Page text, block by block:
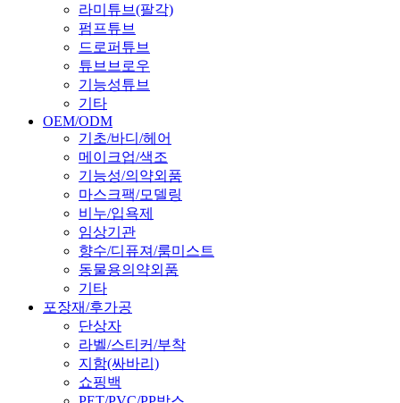
라미튜브(팔각)
펌프튜브
드로퍼튜브
튜브브로우
기능성튜브
기타
OEM/ODM
기초/바디/헤어
메이크업/색조
기능성/의약외품
마스크팩/모델링
비누/입욕제
임상기관
향수/디퓨져/룸미스트
동물용의약외품
기타
포장재/후가공
단상자
라벨/스티커/부착
지함(싸바리)
쇼핑백